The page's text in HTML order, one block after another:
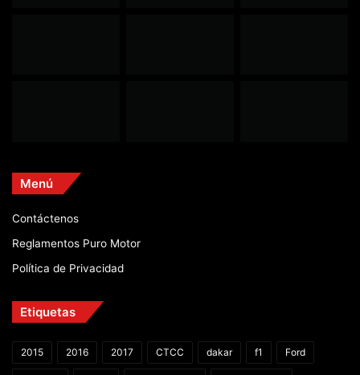
Menú
Contáctenos
Reglamentos Puro Motor
Política de Privacidad
Etiquetas
2015 2016 2017 CTCC dakar f1 Ford